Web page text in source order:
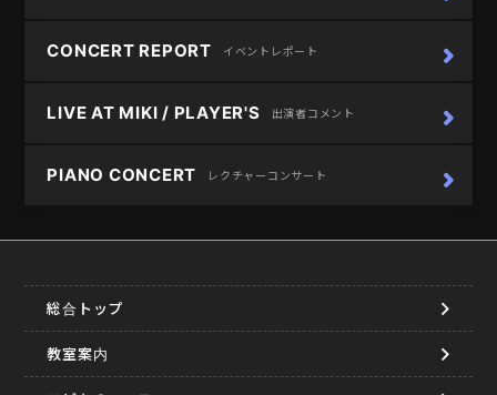
CONCERT REPORT イベントレポート
LIVE AT MIKI / PLAYER'S 出演者コメント
PIANO CONCERT レクチャーコンサート
総合トップ
教室案内